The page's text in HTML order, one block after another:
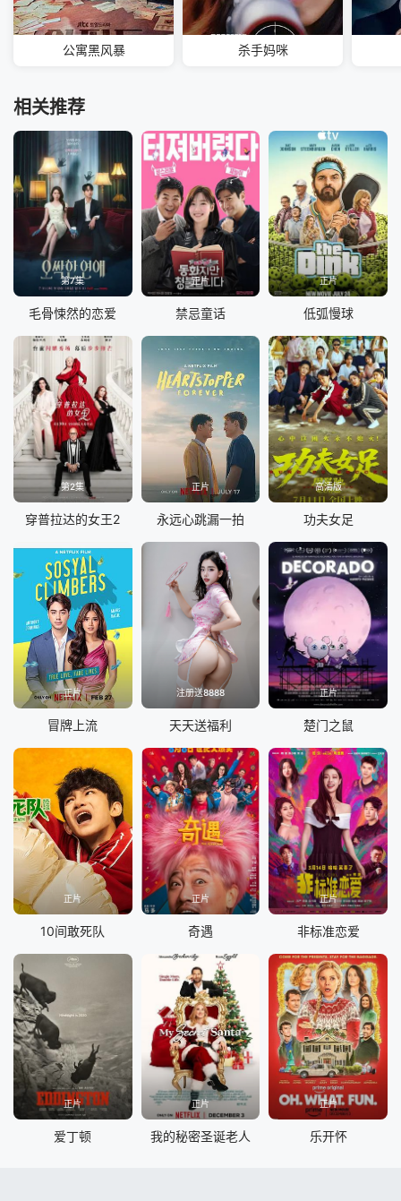
公寓黑风暴 杀手妈咪
相关推荐
第7集
毛骨悚然的恋爱
正片
禁忌童话
正片
低弧慢球
第2集
穿普拉达的女王2
正片
永远心跳漏一拍
高清版
功夫女足
正片
冒牌上流
注册送8888
天天送福利
正片
楚门之鼠
正片
10间敢死队
正片
奇遇
正片
非标准恋爱
正片
爱丁顿
正片
我的秘密圣诞老人
正片
乐开怀